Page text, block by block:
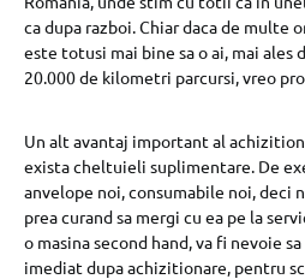
ca dupa razboi. Chiar daca de multe
este totusi mai bine sa o ai, mai ales
20.000 de kilometri parcursi, vreo
Un alt avantaj important al
exista cheltuieli suplimentare. De
anvelope noi, consumabile noi, deci
prea curand sa mergi cu ea pe la
o masina second hand, va fi nevoie
imediat dupa achizitionare, pentru